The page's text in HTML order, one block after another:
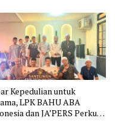
Kepedulian untuk
LPK BAHU ABA
dan JA’PERS Perkuat